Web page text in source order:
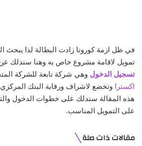
في ظل ازمة كورونا زادت البطالة لذا يبحث
تمويل لاقامة مشروع خاص به وهنا سندلك
تسجيل الدخول وهي شركة تابعة للشركة
اكسترا وتخضع لاشراف ورقابة البنك
هذه المقالة سندلك على خطوات الدخول
على التمويل المناسب.
مقالات ذات صلة